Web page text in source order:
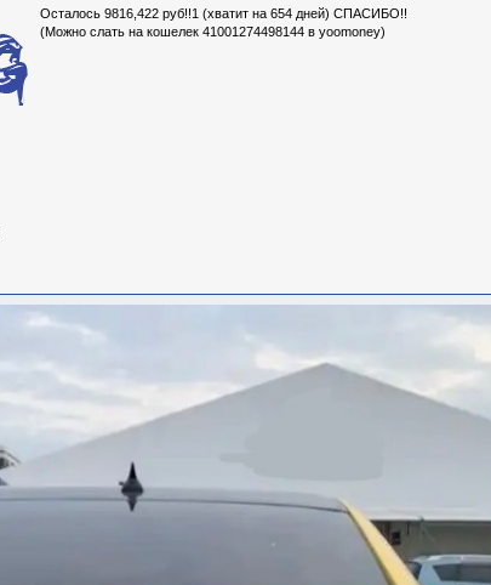
Осталось 9816,422 руб!!1 (хватит на 654 дней) СПАСИБО!!
(Можно слать на кошелек 41001274498144 в yoomoney)